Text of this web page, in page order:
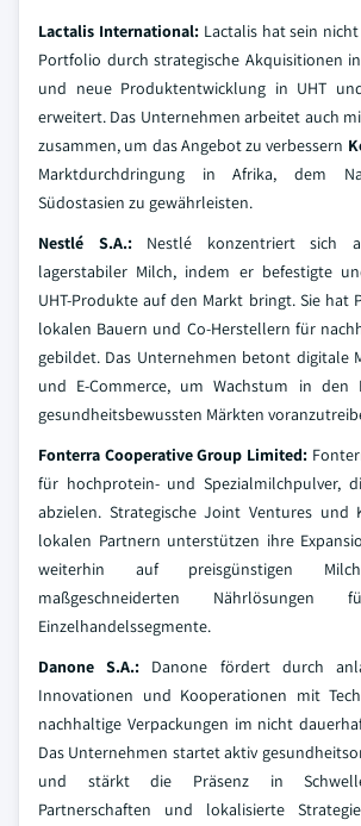
Lactalis International: Lactalis hat sein
Portfolio durch strategische Akquisitionen
und neue Produktentwicklung in UHT
erweitert. Das Unternehmen arbeitet auch
zusammen, um das Angebot zu verbessern
Marktdurchdringung in Afrika, dem
Südostasien zu gewährleisten.
Nestlé S.A.: Nestlé konzentriert sich
lagerstabiler Milch, indem er befestigte
UHT-Produkte auf den Markt bringt. Sie hat
lokalen Bauern und Co-Herstellern für
gebildet. Das Unternehmen betont digitale
und E-Commerce, um Wachstum in den
gesundheitsbewussten Märkten
Fonterra Cooperative Group Limited:
für hochprotein- und Spezialmilchpulver,
abzielen. Strategische Joint Ventures und
lokalen Partnern unterstützen ihre
weiterhin auf preisgünstigen
maßgeschneiderten
Einzelhandelssegmente.
Danone S.A.: Danone fördert durch
Innovationen und Kooperationen mit
nachhaltige Verpackungen im nicht
Das Unternehmen startet aktiv
und stärkt die Präsenz in
Partnerschaften und lokalisierte